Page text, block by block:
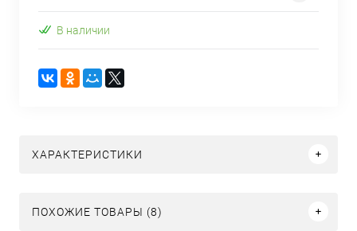
В наличии
ХАРАКТЕРИСТИКИ
ПОХОЖИЕ ТОВАРЫ (8)